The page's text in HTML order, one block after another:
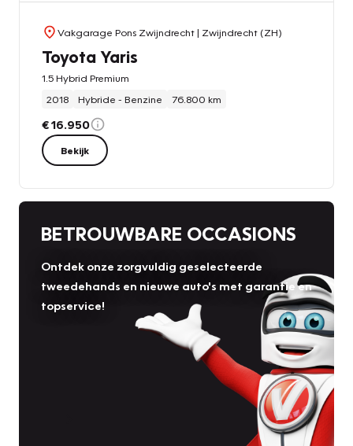
Vakgarage Pons Zwijndrecht| Zwijndrecht (ZH)
Toyota Yaris
1.5 Hybrid Premium
2018
Hybride - Benzine 76.800 km
€ 16.950
Bekijk
BETROUWBARE OCCASIONS
Ontdek onze zorgvuldig geselecteerde
tweedehands en nieuwe auto's met garantie en
topservice!